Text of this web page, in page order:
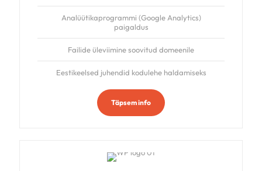
Analüütikaprogrammi (Google Analytics)
paigaldus
Failide üleviimine soovitud domeenile
Eestikeelsed juhendid kodulehe haldamiseks
Täpsem info